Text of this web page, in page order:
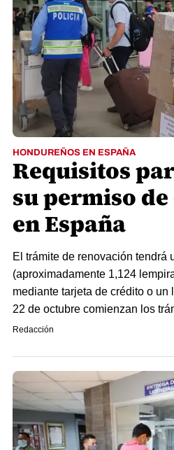
HONDUREÑOS EN ESPAÑA
Requisitos
su permiso
en España
El trámite de renovación tendrá
(aproximadamente 1,124
mediante tarjeta de crédito o un
22 de octubre comienzan los
Redacción